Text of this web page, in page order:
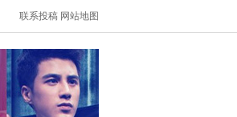
联系投稿 网站地图